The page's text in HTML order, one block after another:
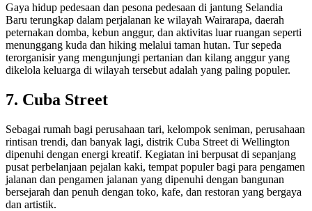
Gaya hidup pedesaan dan pesona pedesaan di jantung Selandia
Baru terungkap dalam perjalanan ke wilayah Wairarapa, daerah
peternakan domba, kebun anggur, dan aktivitas luar ruangan seperti
menunggang kuda dan hiking melalui taman hutan. Tur sepeda
terorganisir yang mengunjungi pertanian dan kilang anggur yang
dikelola keluarga di wilayah tersebut adalah yang paling populer.
7. Cuba Street
Sebagai rumah bagi perusahaan tari, kelompok seniman, perusahaan
rintisan trendi, dan banyak lagi, distrik Cuba Street di Wellington
dipenuhi dengan energi kreatif. Kegiatan ini berpusat di sepanjang
pusat perbelanjaan pejalan kaki, tempat populer bagi para pengamen
jalanan dan pengamen jalanan yang dipenuhi dengan bangunan
bersejarah dan penuh dengan toko, kafe, dan restoran yang bergaya
dan artistik.